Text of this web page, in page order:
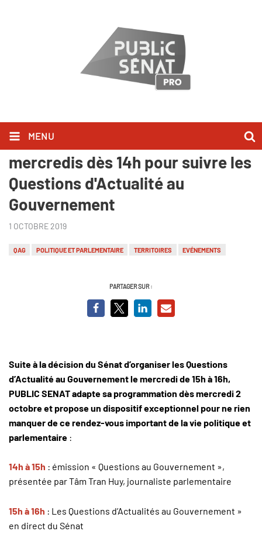
MENU
Dispositif exceptionnel, tous les
mercredis dès 14h pour suivre les
Questions d'Actualité au
Gouvernement
1 OCTOBRE 2019
QAG POLITIQUE ET PARLEMENTAIRE TERRITOIRES EVÉNEMENTS
PARTAGER SUR :
Suite à la décision du Sénat d’organiser les Questions
d’Actualité au Gouvernement le mercredi de 15h à 16h,
PUBLIC SENAT adapte sa programmation dès mercredi 2
octobre et propose un dispositif exceptionnel pour ne rien
manquer de ce rendez-vous important de la vie politique et
parlementaire :
14h à 15h : émission « Questions au Gouvernement »,
présentée par Tâm Tran Huy, journaliste parlementaire
15h à 16h : Les Questions d’Actualités au Gouvernement »
en direct du Sénat